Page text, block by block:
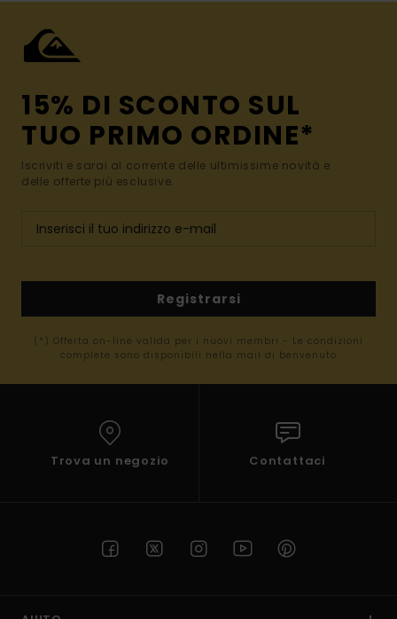
15% DI SCONTO SUL
TUO PRIMO ORDINE*
Iscriviti e sarai al corrente delle ultimissime novità e
delle offerte più esclusive.
Registrarsi
(*) Offerta on-line valida per i nuovi membri - Le condizioni
complete sono disponibili nella mail di benvenuto
Trova un negozio Contattaci